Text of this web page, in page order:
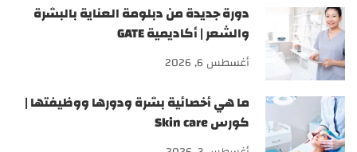
دورة جديدة من دبلومة العناية بالبشرة
والشعر | أكاديمية GATE
أغسطس 6, 2026
ما هي أخصائية بشرة ودورها ووظيفتها |
كورس Skin care